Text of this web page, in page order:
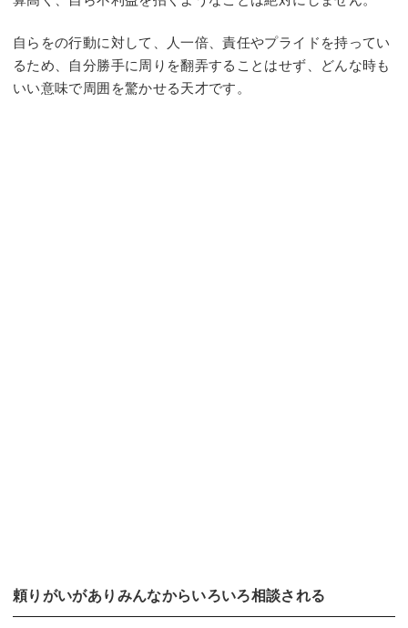
自らをの行動に対して、人一倍、責任やプライドを持ってい
るため、自分勝手に周りを翻弄することはせず、どんな時も
いい意味で周囲を驚かせる天才です。
頼りがいがありみんなからいろいろ相談される